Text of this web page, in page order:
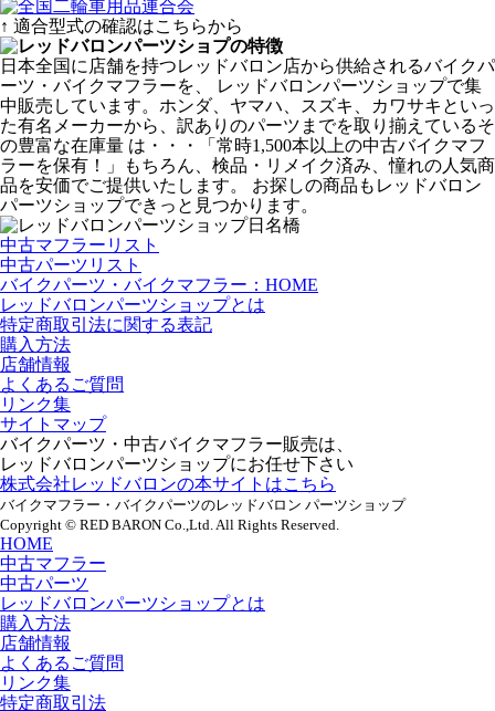
↑ 適合型式の確認はこちらから
日本全国に店舗を持つレッドバロン店から供給されるバイクパ
ーツ・バイクマフラーを、 レッドバロンパーツショップで集
中販売しています。ホンダ、ヤマハ、スズキ、カワサキといっ
た有名メーカーから、訳ありのパーツまでを取り揃えているそ
の豊富な在庫量 は・・・「常時1,500本以上の中古バイクマフ
ラーを保有！」もちろん、検品・リメイク済み、憧れの人気商
品を安価でご提供いたします。 お探しの商品もレッドバロン
パーツショップできっと見つかります。
中古マフラーリスト
中古パーツリスト
バイクパーツ・バイクマフラー：HOME
レッドバロンパーツショップとは
特定商取引法に関する表記
購入方法
店舗情報
よくあるご質問
リンク集
サイトマップ
バイクパーツ・中古バイクマフラー販売は、
レッドバロンパーツショップにお任せ下さい
株式会社レッドバロンの本サイトはこちら
バイクマフラー・バイクパーツのレッドバロン パーツショップ
Copyright © RED BARON Co.,Ltd. All Rights Reserved.
HOME
中古マフラー
中古パーツ
レッドバロンパーツショップとは
購入方法
店舗情報
よくあるご質問
リンク集
特定商取引法